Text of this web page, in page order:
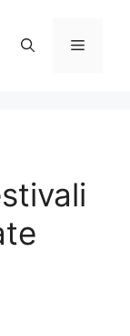
Menu